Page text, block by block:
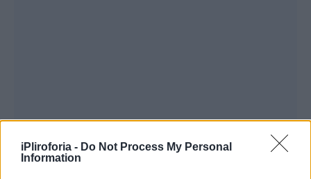
iPliroforia - Do Not Process My Personal
Information